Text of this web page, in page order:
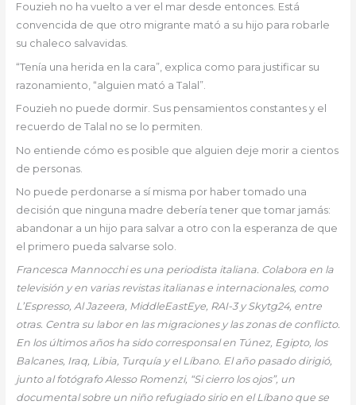
Fouzieh no ha vuelto a ver el mar desde entonces. Está
convencida de que otro migrante mató a su hijo para robarle
su chaleco salvavidas.
“Tenía una herida en la cara”, explica como para justificar su
razonamiento, “alguien mató a Talal”.
Fouzieh no puede dormir. Sus pensamientos constantes y el
recuerdo de Talal no se lo permiten.
No entiende cómo es posible que alguien deje morir a cientos
de personas.
No puede perdonarse a sí misma por haber tomado una
decisión que ninguna madre debería tener que tomar jamás:
abandonar a un hijo para salvar a otro con la esperanza de que
el primero pueda salvarse solo.
Francesca Mannocchi es una periodista italiana. Colabora en la
televisión y en varias revistas italianas e internacionales, como
L’Espresso, Al Jazeera, MiddleEastEye, RAI-3 y Skytg24, entre
otras. Centra su labor en las migraciones y las zonas de conflicto.
En los últimos años ha sido corresponsal en Túnez, Egipto, los
Balcanes, Iraq, Libia, Turquía y el Líbano. El año pasado dirigió,
junto al fotógrafo Alesso Romenzi, “Si cierro los ojos”, un
documental sobre un niño refugiado sirio en el Líbano que se